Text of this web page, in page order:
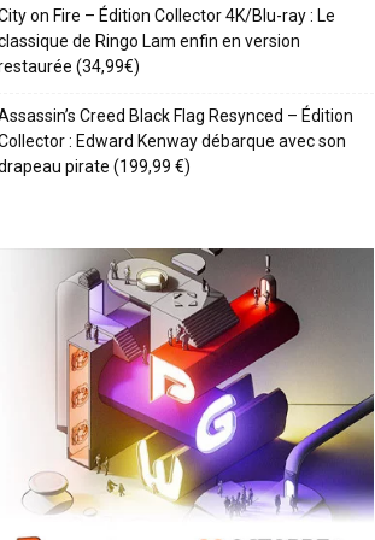
on Fire – Édition Collector 4K/Blu-ray : Le
de Ringo Lam enfin en version
(34,99€)
Creed Black Flag Resynced – Édition
: Edward Kenway débarque avec son
pirate (199,99 €)